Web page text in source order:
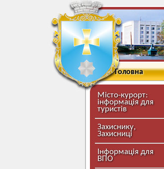
Головна
Місто-курорт:
інформація для
туристів
Захиснику,
Захисниці
Інформація для
ВПО